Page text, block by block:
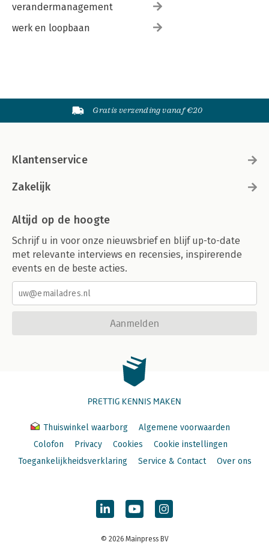
verandermanagement
werk en loopbaan
Gratis verzending vanaf €20
Klantenservice
Zakelijk
Altijd op de hoogte
Schrijf u in voor onze nieuwsbrief en blijf up-to-date
met relevante interviews en recensies, inspirerende
events en de beste acties.
Aanmelden
PRETTIG KENNIS MAKEN
Thuiswinkel waarborg
Algemene voorwaarden
Colofon
Privacy Cookies
Cookie instellingen
Toegankelijkheidsverklaring
Service & Contact Over ons
© 2026 Mainpress BV